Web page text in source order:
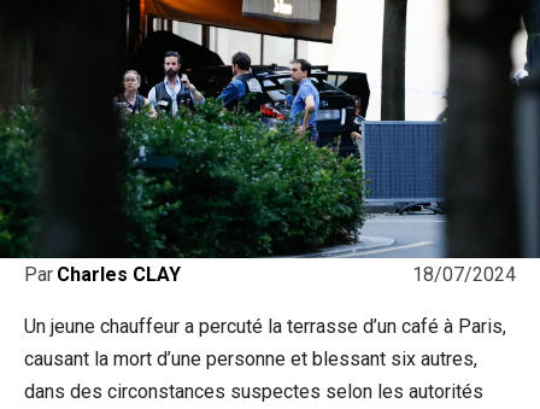
18/07/2024
Par Charles CLAY
Un jeune chauffeur a percuté la terrasse d’un café à Paris,
causant la mort d’une personne et blessant six autres,
dans des circonstances suspectes selon les autorités